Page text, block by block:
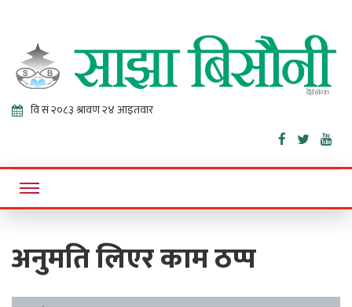
Sajha
Bisaunee
Online News Portal
अनुमति लिएर काम ठप्प